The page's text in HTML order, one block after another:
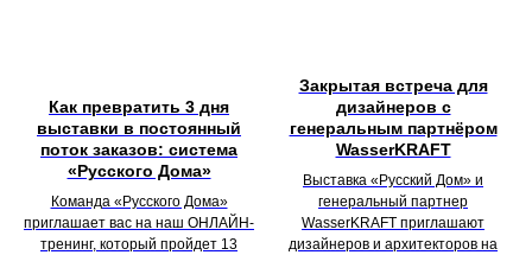
Как превратить 3 дня
выставки в постоянный
поток заказов: система
«Русского Дома»
Команда «Русского Дома»
приглашает вас на наш ОНЛАЙН-
тренинг, который пройдет 13
Закрытая встреча для
дизайнеров с
генеральным партнёром
WasserKRAFT
Выставка «Русский Дом» и
генеральный партнер
WasserKRAFT приглашают
дизайнеров и архитекторов на